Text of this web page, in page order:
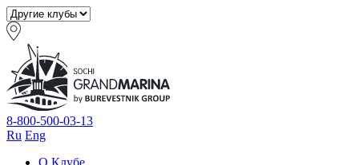
8-800-500-03-13
Ru Eng
О Клубе